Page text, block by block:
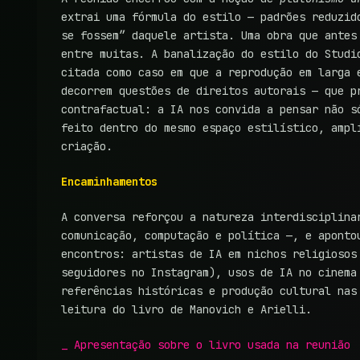
extrai uma fórmula do estilo — padrões
se fossem” daquele artista. Uma obra que
entre muitas. A banalização do estilo do
citada como caso em que a reprodução em
decorrem questões de direitos autorais — que
contrafactual: a IA nos convida a pensar não
feito dentro do mesmo espaço estilístico,
criação.
Encaminhamentos
A conversa reforçou a natureza
comunicação, computação e política —, e
encontros: artistas de IA em nichos religiosos
seguidores no Instagram), usos de IA no
referências históricas e produção cultural nas
leitura do livro de Manovich e Arielli.
_ Apresentação sobre o livro usada na reunião